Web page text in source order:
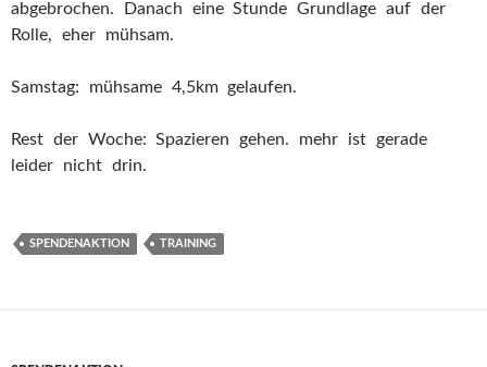
abgebrochen. Danach eine Stunde Grundlage auf der
Rolle, eher mühsam.
Samstag: mühsame 4,5km gelaufen.
Rest der Woche: Spazieren gehen. mehr ist gerade
leider nicht drin.
SPENDENAKTION TRAINING